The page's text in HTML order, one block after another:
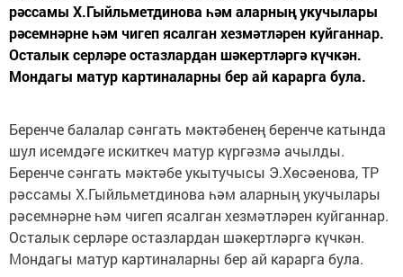
рәссамы Х.Гыйльметдинова һәм аларның укучылары
рәсемнәрне һәм чигеп ясалган хезмәтләрен куйганнар.
Осталык серләре остазлардан шәкертләргә күчкән.
Мондагы матур картиналарны бер ай карарга була.
Беренче балалар сәнгать мәктәбенең беренче катында
шул исемдәге искиткеч матур күргәзмә ачылды.
Беренче сәнгать мәктәбе укытучысы Э.Хөсәенова, ТР
рәссамы Х.Гыйльметдинова һәм аларның укучылары
рәсемнәрне һәм чигеп ясалган хезмәтләрен куйганнар.
Осталык серләре остазлардан шәкертләргә күчкән.
Мондагы матур картиналарны бер ай карарга була.